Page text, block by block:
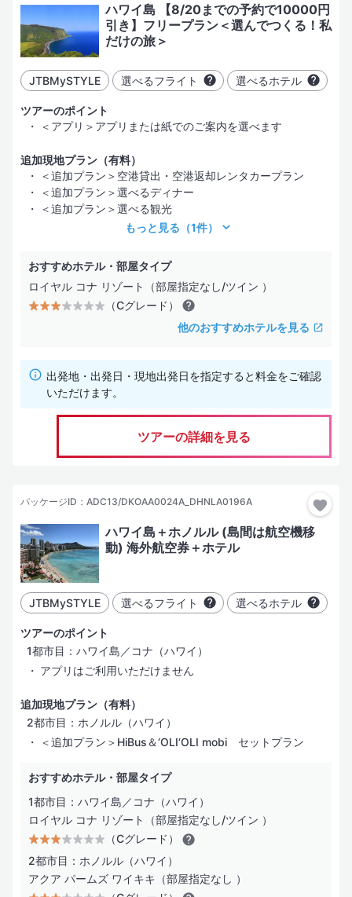
（Aグレード）
「十分に快適な滞在」が可能と考えるホテル。部屋はやや手狭に
なることがある
（Bグレード）
る経済的なホテル
（Dグレード）
価格優先型のサービス・施設内容
（Eグレード）
お部屋タイプ
海の見えるお部屋
コンドミニアム
水上コテージ
ホテル設備・サービス
プール
スパサービス
レストラン／カフェ
ビジネスサービス
インターネット
バリアフリー
ハワイ島 【8/20までの予約で10000円
引き】フリープラン＜選んでつくる！私
だけの旅＞
JTBMySTYLE 選べるフライト 選べるホテル
ツアーのポイント
＜アプリ＞アプリまたは紙でのご案内を選べます
追加現地プラン（有料）
＜追加プラン＞空港貸出・空港返却レンタカープラン
＜追加プラン＞選べるディナー
＜追加プラン＞選べる観光
もっと見る （1件）
おすすめホテル・部屋タイプ
ロイヤル コナ リゾート（部屋指定なし/ツイン ）
（Cグレード）
他のおすすめホテルを見る
出発地・出発日・現地出発日を指定すると料金をご確認
いただけます。
ツアーの詳細を見る
パッケージID：ADC13/DKOAA0024A_DHNLA0196A
ハワイ島＋ホノルル (島間は航空機移
動) 海外航空券＋ホテル
JTBMySTYLE 選べるフライト 選べるホテル
ツアーのポイント
1都市目：ハワイ島／コナ（ハワイ）
アプリはご利用いただけません
追加現地プラン（有料）
2都市目：ホノルル（ハワイ）
＜追加プラン＞HiBus＆‘OLI‘OLI mobi セットプラン
おすすめホテル・部屋タイプ
1都市目：ハワイ島／コナ（ハワイ）
ロイヤル コナ リゾート（部屋指定なし/ツイン ）
（Cグレード）
2都市目：ホノルル（ハワイ）
アクア パームズ ワイキキ（部屋指定なし ）